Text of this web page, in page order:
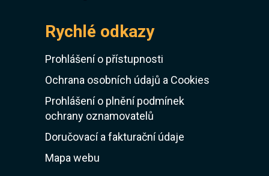
Rychlé odkazy
Prohlášení o přístupnosti
Ochrana osobních údajů a Cookies
Prohlášení o plnění podmínek
ochrany oznamovatelů
Doručovací a fakturační údaje
Mapa webu